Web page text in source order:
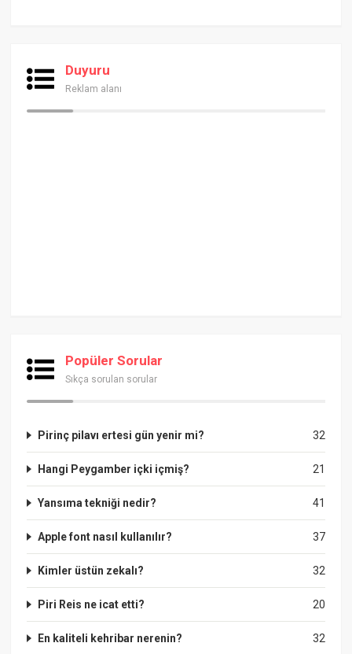
Duyuru
Reklam alanı
Popüler Sorular
Sıkça sorulan sorular
32
Pirinç pilavı ertesi gün yenir mi?
21
Hangi Peygamber içki içmiş?
41
Yansıma tekniği nedir?
37
Apple font nasıl kullanılır?
32
Kimler üstün zekalı?
20
Piri Reis ne icat etti?
32
En kaliteli kehribar nerenin?